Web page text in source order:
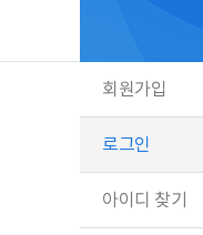
회원가입
로그인
아이디 찾기